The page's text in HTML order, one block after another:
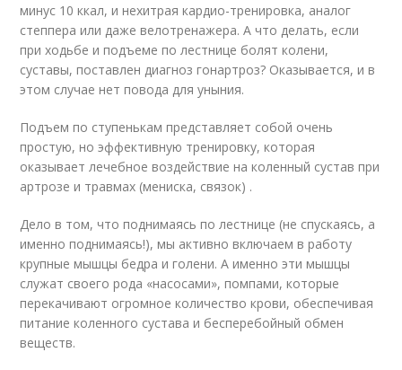
минус 10 ккал, и нехитрая кардио-тренировка, аналог
степпера или даже велотренажера. А что делать, если
при ходьбе и подъеме по лестнице болят колени,
суставы, поставлен диагноз гонартроз? Оказывается, и в
этом случае нет повода для уныния.
Подъем по ступенькам представляет собой очень
простую, но эффективную тренировку, которая
оказывает лечебное воздействие на коленный сустав при
артрозе и травмах (мениска, связок) .
Дело в том, что поднимаясь по лестнице (не спускаясь, а
именно поднимаясь!), мы активно включаем в работу
крупные мышцы бедра и голени. А именно эти мышцы
служат своего рода «насосами», помпами, которые
перекачивают огромное количество крови, обеспечивая
питание коленного сустава и бесперебойный обмен
веществ.